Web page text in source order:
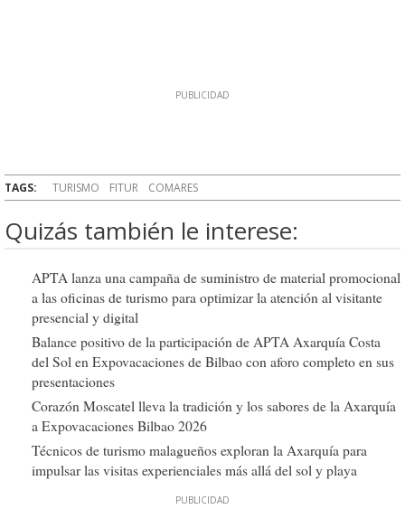
TAGS: TURISMO FITUR COMARES
Quizás también le interese:
APTA lanza una campaña de suministro de material promocional
a las oficinas de turismo para optimizar la atención al visitante
presencial y digital
Balance positivo de la participación de APTA Axarquía Costa
del Sol en Expovacaciones de Bilbao con aforo completo en sus
presentaciones
Corazón Moscatel lleva la tradición y los sabores de la Axarquía
a Expovacaciones Bilbao 2026
Técnicos de turismo malagueños exploran la Axarquía para
impulsar las visitas experienciales más allá del sol y playa